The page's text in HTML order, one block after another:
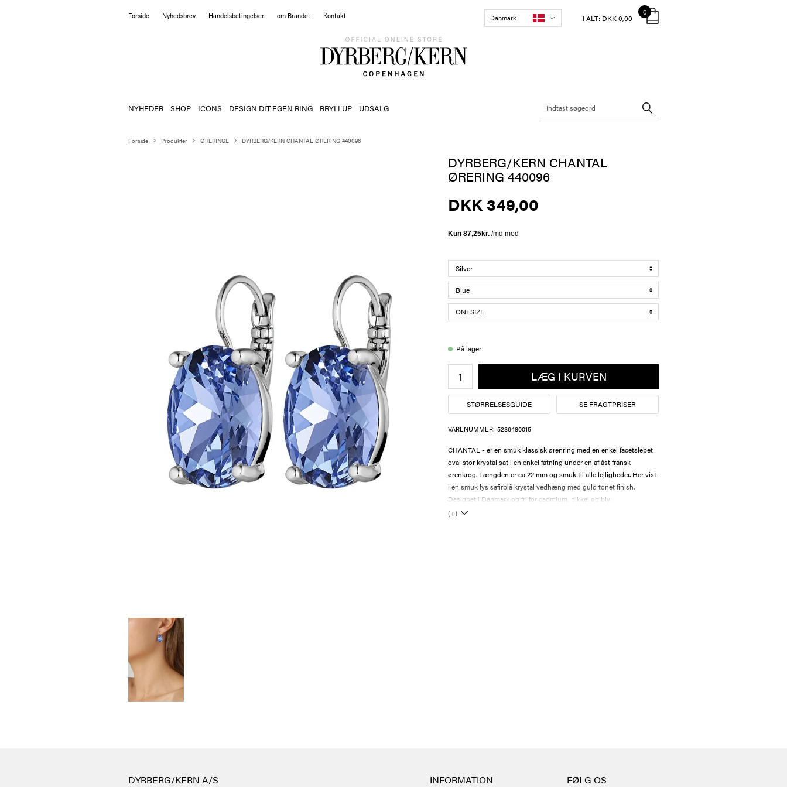
Forside Nyhedsbrev Handelsbetingelser om Brandet Kontakt Danmark
0
I ALT: DKK 0,00
NYHEDER SHOP ICONS DESIGN DIT EGEN RING BRYLLUP UDSALG
Forside Produkter ØRERINGE DYRBERG/KERN CHANTAL ØRERING 440096
DYRBERG/KERN CHANTAL
ØRERING 440096
DKK 349,00
På lager
LÆG I KURVEN
STØRRELSESGUIDE SE FRAGTPRISER
VARENUMMER: 5236480015
CHANTAL - er en smuk klassisk ørenring med en enkel facetslebet
oval stor krystal sat i en enkel fatning under en aflåst fransk
ørenkrog. Længden er ca 22 mm og smuk til alle lejligheder. Her vist
i en smuk lys safirblå krystal vedhæng med guld tonet finish.
Designet i Danmark og fri for cadmium, nikkel og bly.
(+)
DYRBERG/KERN A/S INFORMATION FØLG OS